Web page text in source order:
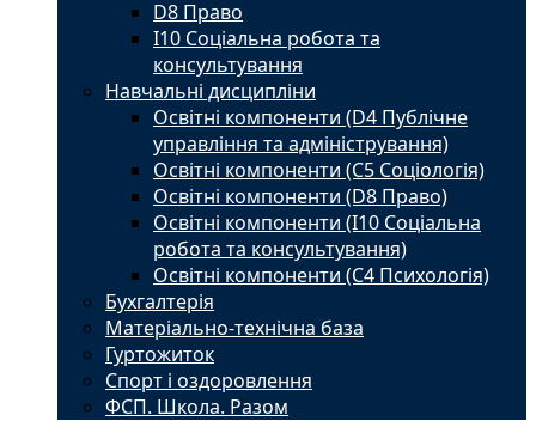
D8 Право
I10 Соціальна робота та
консультування
Навчальні дисципліни
Освітні компоненти (D4 Публічне
управління та адміністрування)
Освітні компоненти (С5 Соціологія)
Освітні компоненти (D8 Право)
Освітні компоненти (I10 Соціальна
робота та консультування)
Освітні компоненти (С4 Психологія)
Бухгалтерія
Матеріально-технічна база
Гуртожиток
Спорт і оздоровлення
ФСП. Школа. Разом